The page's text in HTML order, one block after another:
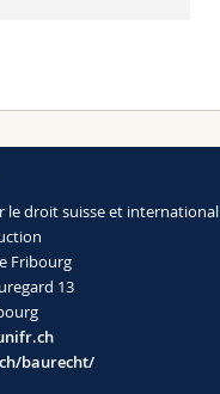
le droit suisse et international
Fribourg
13
baurecht/